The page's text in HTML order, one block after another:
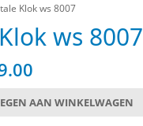
Klok ws 8007
ws 8007
Huidige
is:
AAN WINKELWAGEN